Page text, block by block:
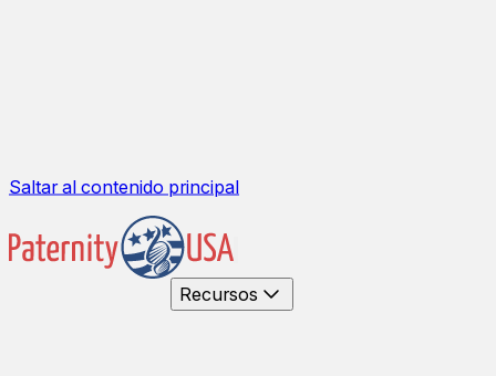
Saltar al contenido principal
Recursos